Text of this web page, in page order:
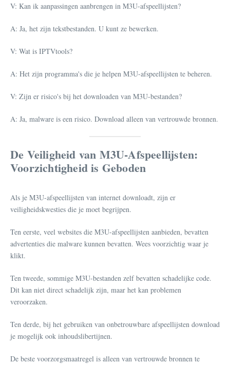
V: Kan ik aanpassingen aanbrengen in M3U-afspeellijsten?
A: Ja, het zijn tekstbestanden. U kunt ze bewerken.
V: Wat is IPTVtools?
A: Het zijn programma's die je helpen M3U-afspeellijsten te beheren.
V: Zijn er risico's bij het downloaden van M3U-bestanden?
A: Ja, malware is een risico. Download alleen van vertrouwde bronnen.
De Veiligheid van M3U-Afspeellijsten:
Voorzichtigheid is Geboden
Als je M3U-afspeellijsten van internet downloadt, zijn er
veiligheidskwesties die je moet begrijpen.
Ten eerste, veel websites die M3U-afspeellijsten aanbieden, bevatten
advertenties die malware kunnen bevatten. Wees voorzichtig waar je
klikt.
Ten tweede, sommige M3U-bestanden zelf bevatten schadelijke code.
Dit kan niet direct schadelijk zijn, maar het kan problemen
veroorzaken.
Ten derde, bij het gebruiken van onbetrouwbare afspeellijsten download
je mogelijk ook inhoudslibertijnen.
De beste voorzorgsmaatregel is alleen van vertrouwde bronnen te